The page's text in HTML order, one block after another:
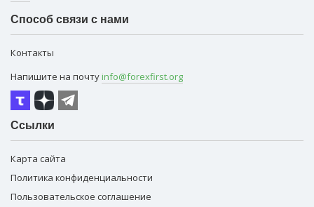
Способ связи с нами
Контакты
Напишите на почту info@forexfirst.org
Ссылки
Карта сайта
Политика конфиденциальности
Пользовательское соглашение